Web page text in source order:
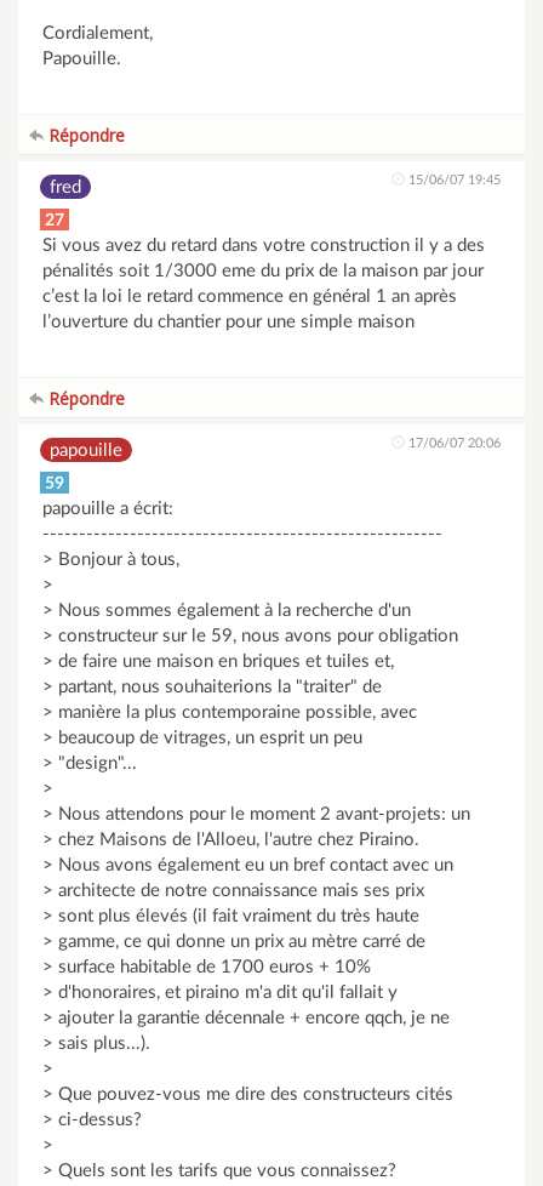
Cordialement,
Papouille.
Répondre
fred 15/06/07 19:45
27
Si vous avez du retard dans votre construction il y a des
pénalités soit 1/3000 eme du prix de la maison par jour
c’est la loi le retard commence en général 1 an après
l’ouverture du chantier pour une simple maison
Répondre
papouille 17/06/07 20:06
59
papouille a écrit:
-------------------------------------------------------
> Bonjour à tous,
>
> Nous sommes également à la recherche d'un
> constructeur sur le 59, nous avons pour obligation
> de faire une maison en briques et tuiles et,
> partant, nous souhaiterions la "traiter" de
> manière la plus contemporaine possible, avec
> beaucoup de vitrages, un esprit un peu
> "design"...
>
> Nous attendons pour le moment 2 avant-projets: un
> chez Maisons de l'Alloeu, l'autre chez Piraino.
> Nous avons également eu un bref contact avec un
> architecte de notre connaissance mais ses prix
> sont plus élevés (il fait vraiment du très haute
> gamme, ce qui donne un prix au mètre carré de
> surface habitable de 1700 euros + 10%
> d'honoraires, et piraino m'a dit qu'il fallait y
> ajouter la garantie décennale + encore qqch, je ne
> sais plus...).
>
> Que pouvez-vous me dire des constructeurs cités
> ci-dessus?
>
> Quels sont les tarifs que vous connaissez?